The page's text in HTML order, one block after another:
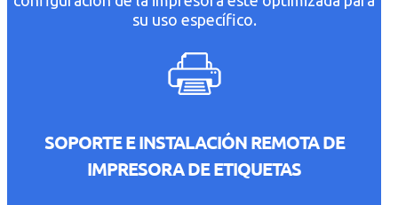
su uso específico.
SOPORTE E INSTALACIÓN REMOTA DE
IMPRESORA DE ETIQUETAS